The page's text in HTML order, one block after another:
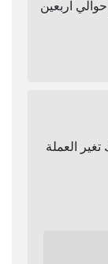
اربعين
العملة